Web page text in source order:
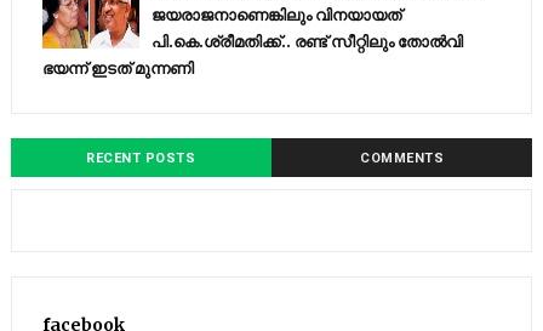
ജയരാജനാണെങ്കിലും വിനയായത്
പി.കെ.ശ്രീമതിക്ക്.. രണ്ട് സീറ്റിലും തോൽവി
ഭയന്ന്‌ ഇടത് മുന്നണി
RECENT POSTS COMMENTS
facebook